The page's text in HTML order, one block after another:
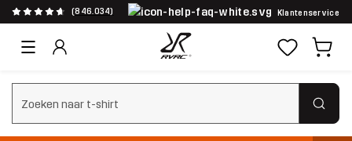
(846.034) Klantenservice
Zoeken wissen